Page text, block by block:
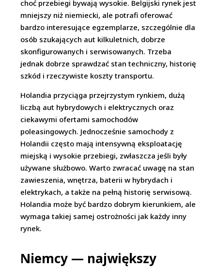
choć przebiegi bywają wysokie. Belgijski rynek jest
mniejszy niż niemiecki, ale potrafi oferować
bardzo interesujące egzemplarze, szczególnie dla
osób szukających aut kilkuletnich, dobrze
skonfigurowanych i serwisowanych. Trzeba
jednak dobrze sprawdzać stan techniczny, historię
szkód i rzeczywiste koszty transportu.
Holandia przyciąga przejrzystym rynkiem, dużą
liczbą aut hybrydowych i elektrycznych oraz
ciekawymi ofertami samochodów
poleasingowych. Jednocześnie samochody z
Holandii często mają intensywną eksploatację
miejską i wysokie przebiegi, zwłaszcza jeśli były
używane służbowo. Warto zwracać uwagę na stan
zawieszenia, wnętrza, baterii w hybrydach i
elektrykach, a także na pełną historię serwisową.
Holandia może być bardzo dobrym kierunkiem, ale
wymaga takiej samej ostrożności jak każdy inny
rynek.
Niemcy — największy